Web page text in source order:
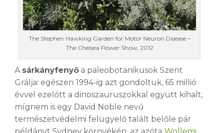
The Stephen Hawking Garden for Motor Neuron Disease –
The Chelsea Flower Show, 2012
A sárkányfenyő a paleobotanikusok Szent
Grálja: egészen 1994-ig azt gondoltuk, 65 millió
évvel ezelőtt a dinoszauruszokkal együtt kihalt,
mígnem is egy David Noble nevű
természetvédelmi felügyelő talált belőle pár